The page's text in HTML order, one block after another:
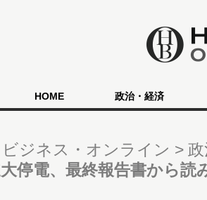
HOME 政治・経済
ジネス・オンライン
停電、最終報告書から読